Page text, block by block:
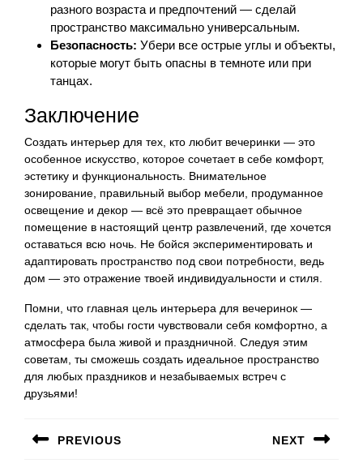
разного возраста и предпочтений — сделай
пространство максимально универсальным.
Безопасность: Убери все острые углы и объекты,
которые могут быть опасны в темноте или при
танцах.
Заключение
Создать интерьер для тех, кто любит вечеринки — это
особенное искусство, которое сочетает в себе комфорт,
эстетику и функциональность. Внимательное
зонирование, правильный выбор мебели, продуманное
освещение и декор — всё это превращает обычное
помещение в настоящий центр развлечений, где хочется
оставаться всю ночь. Не бойся экспериментировать и
адаптировать пространство под свои потребности, ведь
дом — это отражение твоей индивидуальности и стиля.
Помни, что главная цель интерьера для вечеринок —
сделать так, чтобы гости чувствовали себя комфортно, а
атмосфера была живой и праздничной. Следуя этим
советам, ты сможешь создать идеальное пространство
для любых праздников и незабываемых встреч с
друзьями!
по
PREVIOUS NEXT